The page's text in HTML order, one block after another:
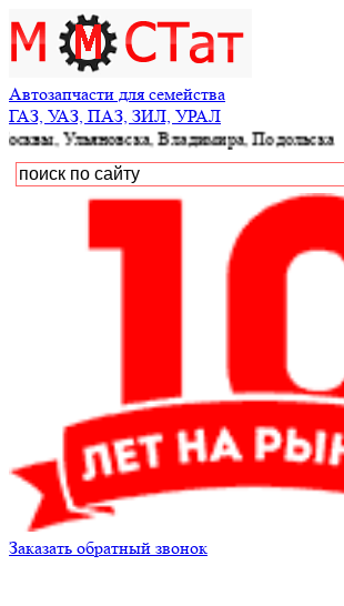
Автозапчасти для семейства
ГАЗ, УАЗ, ПАЗ, ЗИЛ, УРАЛ
Владимира, Подольска
Заказать обратный звонок